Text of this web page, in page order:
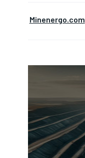
Minenergo.com